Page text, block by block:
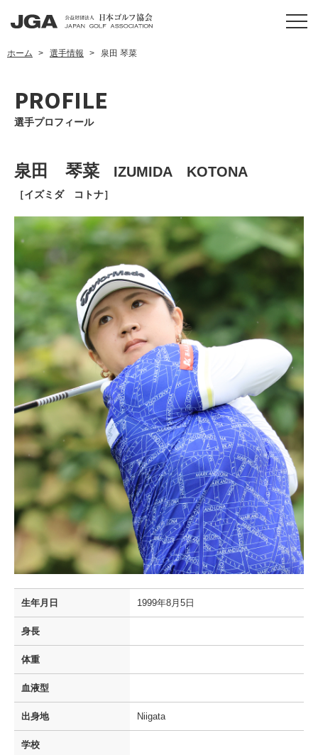
ホーム 選手情報 泉田 琴菜
PROFILE
選手プロフィール
泉田 琴菜 IZUMIDA KOTONA
［イズミダ コトナ］
生年月日 1999年8月5日
身長
体重
血液型
出身地 Niigata
学校